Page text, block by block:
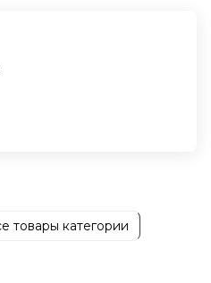
товары категории